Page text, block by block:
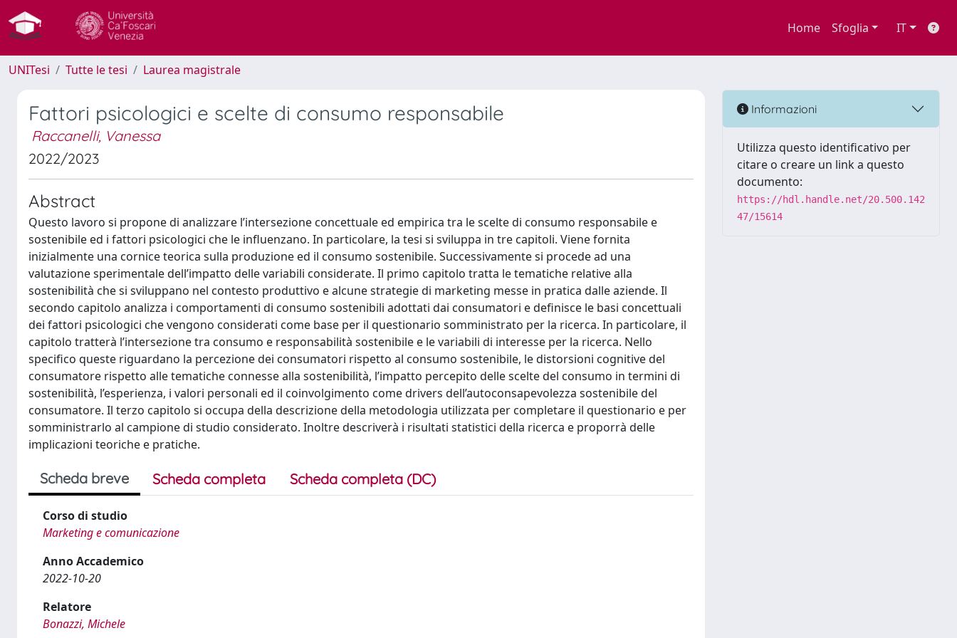
Home Sfoglia IT
UNITesi Tutte le tesi Laurea magistrale
Fattori psicologici e scelte di consumo responsabile
Raccanelli, Vanessa
2022/2023
Abstract
Questo lavoro si propone di analizzare l’intersezione concettuale ed empirica tra le scelte di consumo responsabile e
sostenibile ed i fattori psicologici che le influenzano. In particolare, la tesi si sviluppa in tre capitoli. Viene fornita
inizialmente una cornice teorica sulla produzione ed il consumo sostenibile. Successivamente si procede ad una
valutazione sperimentale dell’impatto delle variabili considerate. Il primo capitolo tratta le tematiche relative alla
sostenibilità che si sviluppano nel contesto produttivo e alcune strategie di marketing messe in pratica dalle aziende. Il
secondo capitolo analizza i comportamenti di consumo sostenibili adottati dai consumatori e definisce le basi concettuali
dei fattori psicologici che vengono considerati come base per il questionario somministrato per la ricerca. In particolare, il
capitolo tratterà l’intersezione tra consumo e responsabilità sostenibile e le variabili di interesse per la ricerca. Nello
specifico queste riguardano la percezione dei consumatori rispetto al consumo sostenibile, le distorsioni cognitive del
consumatore rispetto alle tematiche connesse alla sostenibilità, l’impatto percepito delle scelte del consumo in termini di
sostenibilità, l’esperienza, i valori personali ed il coinvolgimento come drivers dell’autoconsapevolezza sostenibile del
consumatore. Il terzo capitolo si occupa della descrizione della metodologia utilizzata per completare il questionario e per
somministrarlo al campione di studio considerato. Inoltre descriverà i risultati statistici della ricerca e proporrà delle
implicazioni teoriche e pratiche.
Scheda breve Scheda completa Scheda completa (DC)
Corso di studio
Marketing e comunicazione
Anno Accademico
2022-10-20
Relatore
Bonazzi, Michele
Informazioni
Utilizza questo identificativo per
citare o creare un link a questo
documento:
https://hdl.handle.net/20.500.142
47/15614